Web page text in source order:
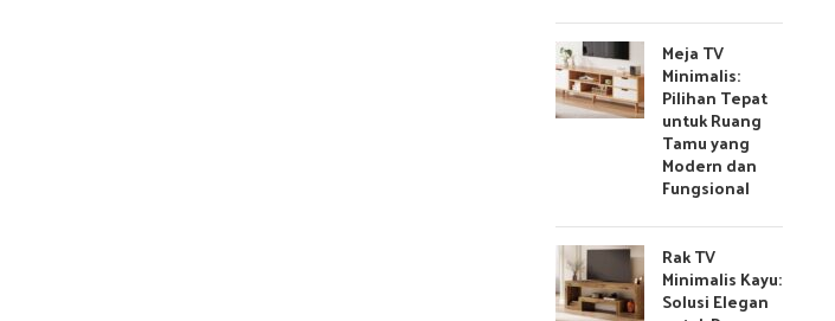
Meja TV
Minimalis:
Pilihan Tepat
untuk Ruang
Tamu yang
Modern dan
Fungsional
Rak TV
Minimalis Kayu:
Solusi Elegan